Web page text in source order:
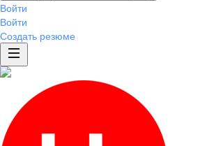
Войти
Войти
Создать резюме